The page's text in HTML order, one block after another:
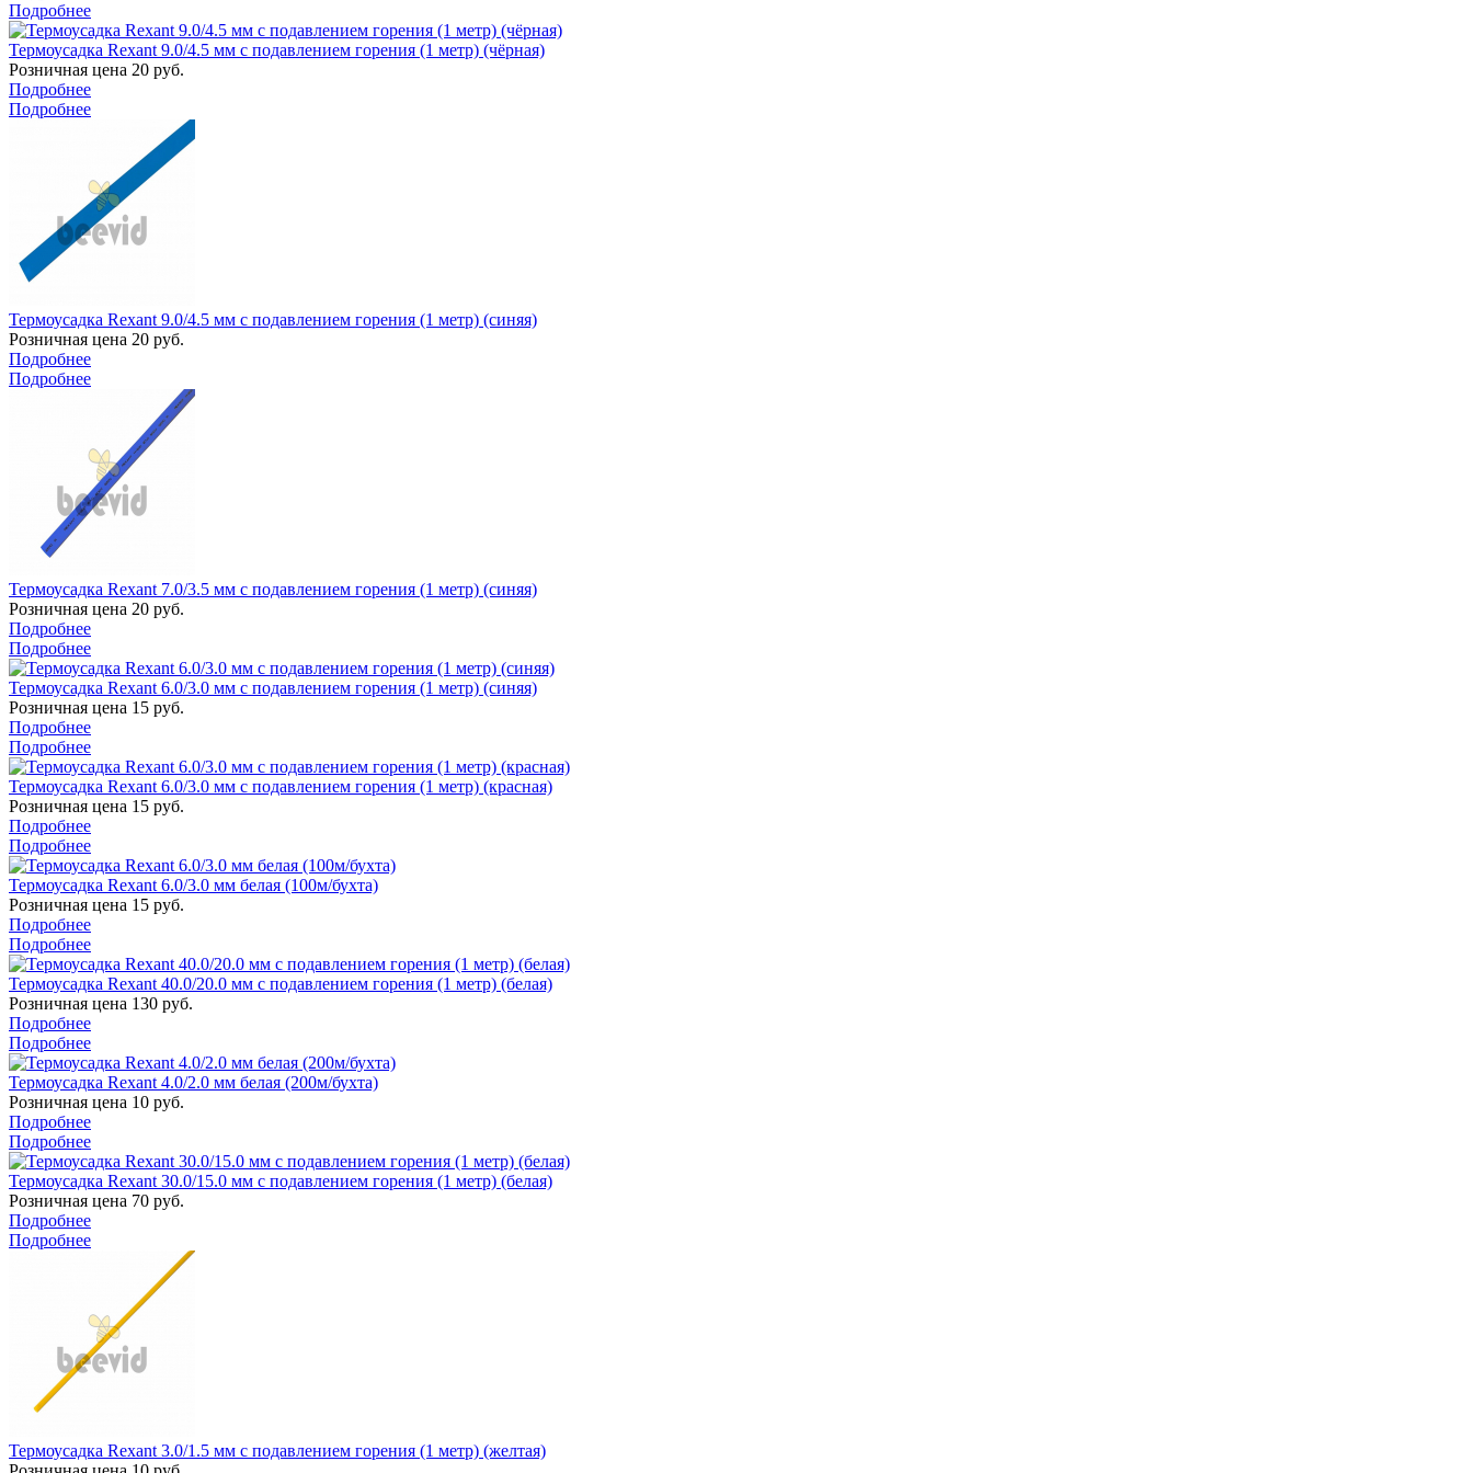
Подробнее
Термоусадка Rexant 9.0/4.5 мм с подавлением горения (1 метр) (чёрная)
Розничная цена 20 руб.
Подробнее
Подробнее
Термоусадка Rexant 9.0/4.5 мм с подавлением горения (1 метр) (синяя)
Розничная цена 20 руб.
Подробнее
Подробнее
Термоусадка Rexant 7.0/3.5 мм с подавлением горения (1 метр) (синяя)
Розничная цена 20 руб.
Подробнее
Подробнее
Термоусадка Rexant 6.0/3.0 мм с подавлением горения (1 метр) (синяя)
Розничная цена 15 руб.
Подробнее
Подробнее
Термоусадка Rexant 6.0/3.0 мм с подавлением горения (1 метр) (красная)
Розничная цена 15 руб.
Подробнее
Подробнее
Термоусадка Rexant 6.0/3.0 мм белая (100м/бухта)
Розничная цена 15 руб.
Подробнее
Подробнее
Термоусадка Rexant 40.0/20.0 мм с подавлением горения (1 метр) (белая)
Розничная цена 130 руб.
Подробнее
Подробнее
Термоусадка Rexant 4.0/2.0 мм белая (200м/бухта)
Розничная цена 10 руб.
Подробнее
Подробнее
Термоусадка Rexant 30.0/15.0 мм с подавлением горения (1 метр) (белая)
Розничная цена 70 руб.
Подробнее
Подробнее
Термоусадка Rexant 3.0/1.5 мм с подавлением горения (1 метр) (желтая)